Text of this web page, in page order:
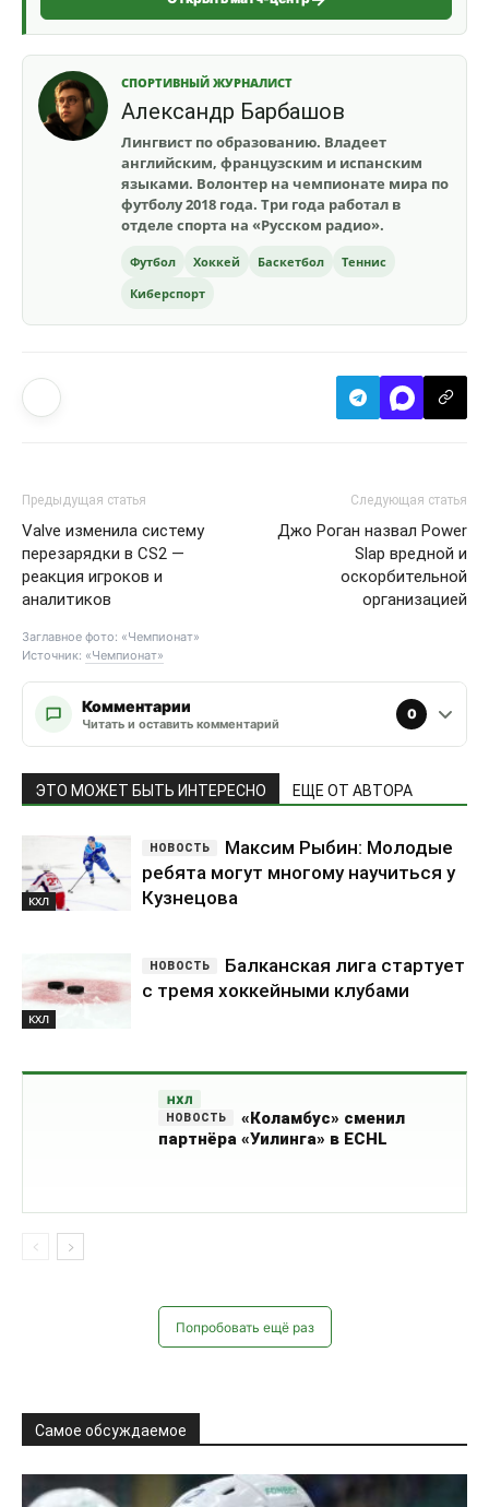
СПОРТИВНЫЙ ЖУРНАЛИСТ
Александр Барбашов
Лингвист по образованию. Владеет
английским, французским и испанским
языками. Волонтер на чемпионате мира по
футболу 2018 года. Три года работал в
отделе спорта на «Русском радио».
Футбол Хоккей Баскетбол
Теннис
Киберспорт
Предыдущая статья
Valve изменила систему
перезарядки в CS2 —
реакция игроков и
аналитиков
Следующая статья
Джо Роган назвал Power
Slap вредной и
оскорбительной
организацией
Заглавное фото: «Чемпионат»
Источник: «Чемпионат»
Комментарии
Читать и оставить комментарий
0
ЭТО МОЖЕТ БЫТЬ ИНТЕРЕСНО ЕЩЕ ОТ АВТОРА
КХЛ
Максим Рыбин: Молодые
ребята могут многому научиться у
Кузнецова
КХЛ
Балканская лига стартует
с тремя хоккейными клубами
НХЛ
«Коламбус» сменил
партнёра «Уилинга» в ECHL
Попробовать ещё раз
Самое обсуждаемое